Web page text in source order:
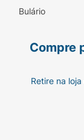
Bulário
Compre
Retire na